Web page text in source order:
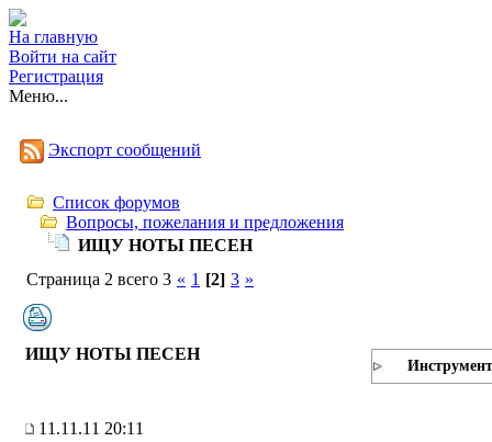
На главную
Войти на сайт
Регистрация
Меню...
Экспорт сообщений
Список форумов
Вопросы, пожелания и предложения
ИЩУ НОТЫ ПЕСЕН
Страница 2 всего 3 « 1 [2] 3 »
ИЩУ НОТЫ ПЕСЕН
11.11.11 20:11